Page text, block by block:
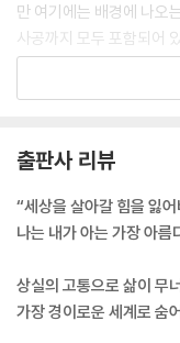
만 여기에는 배경에 나오
사공까지 모두 포함되어
궁금하다면 그건 나에게
주민들은 596점의 그림
운 좋게 얻은 전도유망한
가고 싶은 마음이 들지 않
는 누군가를 잃었다. 거기
서는 전혀 움직이고 싶지
출판사 리뷰
“세상을 살아갈 힘을 잃
나는 내가 아는 가장 아름
상실의 고통으로 삶이 무
가장 경이로운 세계로 숨